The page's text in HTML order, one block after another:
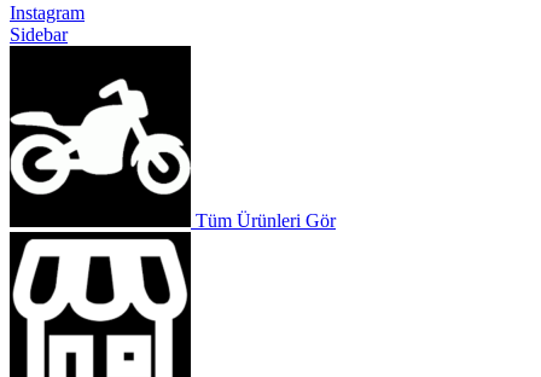
Instagram
Sidebar
Tüm Ürünleri Gör